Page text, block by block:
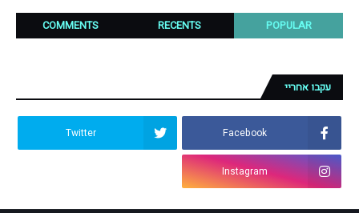
POPULAR
RECENTS
COMMENTS
עקבו אחריי
Facebook
Twitter
Instagram